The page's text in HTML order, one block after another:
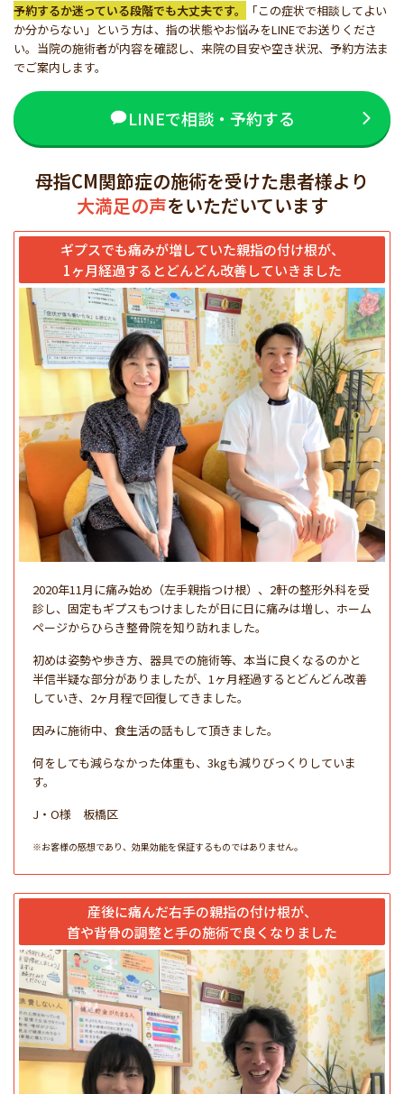
予約するか迷っている段階でも大丈夫です。
「この症状で相談してよい
か分からない」という方は、指の状態やお悩みをLINEでお送りくださ
い。当院の施術者が内容を確認し、来院の目安や空き状況、予約方法ま
でご案内します。
LINEで相談・予約する
母指CM関節症の施術を受けた患者様より
大満足の声をいただいています
ギプスでも痛みが増していた親指の付け根が、
1ヶ月経過するとどんどん改善していきました
2020年11月に痛み始め（左手親指つけ根）、2軒の整形外科を受
診し、固定もギプスもつけましたが日に日に痛みは増し、ホーム
ページからひらき整骨院を知り訪れました。
初めは姿勢や歩き方、器具での施術等、本当に良くなるのかと
半信半疑な部分がありましたが、1ヶ月経過するとどんどん改善
していき、2ヶ月程で回復してきました。
因みに施術中、食生活の話もして頂きました。
何をしても減らなかった体重も、3kgも減りびっくりしていま
す。
J・O様 板橋区
※お客様の感想であり、効果効能を保証するものではありません。
産後に痛んだ右手の親指の付け根が、
首や背骨の調整と手の施術で良くなりました